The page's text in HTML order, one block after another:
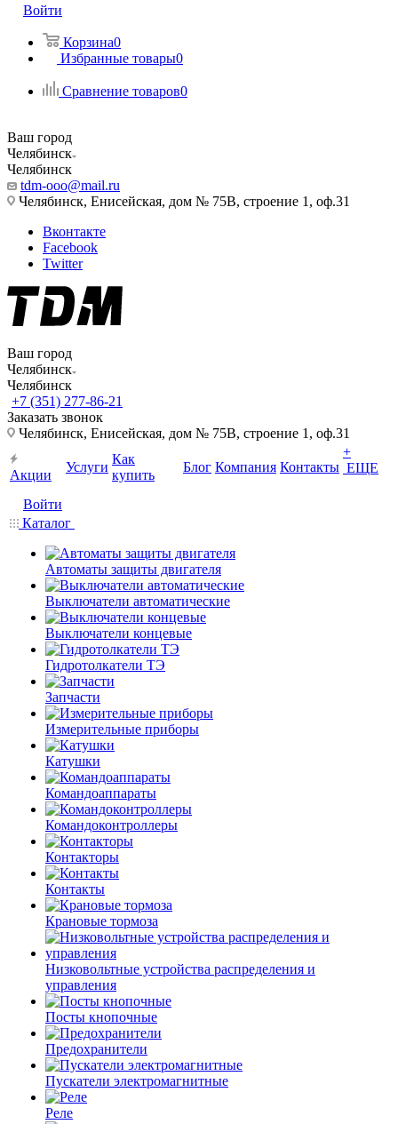
Войти
Корзина0
Избранные товары0
Сравнение товаров0
Ваш город
Челябинск
Челябинск
tdm-ooo@mail.ru
Челябинск, Енисейская, дом № 75В, строение 1, оф.31
Вконтакте
Facebook
Twitter
Ваш город
Челябинск
Челябинск
+7 (351) 277-86-21
Заказать звонок
Челябинск, Енисейская, дом № 75В, строение 1, оф.31
Акции
Услуги
Как
купить
Блог Компания Контакты
+
ЕЩЕ
Войти
Каталог
Автоматы защиты двигателя
Выключатели автоматические
Выключатели концевые
Гидротолкатели ТЭ
Запчасти
Измерительные приборы
Катушки
Командоаппараты
Командоконтроллеры
Контакторы
Контакты
Крановые тормоза
Низковольтные устройства распределения и
управления
Посты кнопочные
Предохранители
Пускатели электромагнитные
Реле